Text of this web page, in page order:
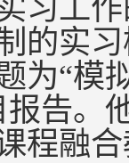
习工
的实
为“模
报告。
程融